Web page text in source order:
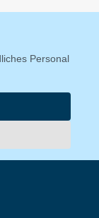
Personal